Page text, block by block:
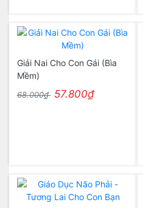
Giải Nai Cho Con Gái (Bìa
Mềm)
68.000₫ 57.800₫